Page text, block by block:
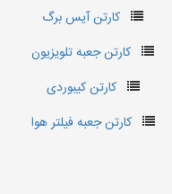
کارتن آیس برگ
کارتن جعبه تلویزیون
کارتن کیبوردی
کارتن جعبه فیلتر هوا